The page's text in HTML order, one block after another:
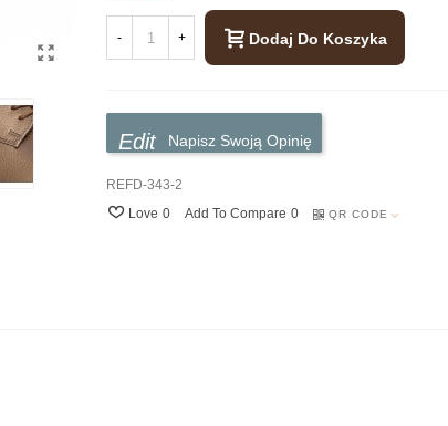
- + Dodaj Do Koszyka
Napisz Swoją Opinię
REFD-343-2
Love 0 Add To Compare 0 QR CODE